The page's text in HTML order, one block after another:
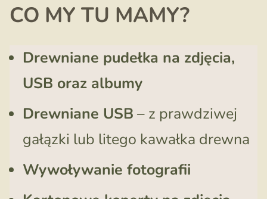
CO MY TU MAMY?
Drewniane pudełka na zdjęcia,
USB oraz albumy
Drewniane USB – z prawdziwej
gałązki lub litego kawałka drewna
Wywoływanie fotografii